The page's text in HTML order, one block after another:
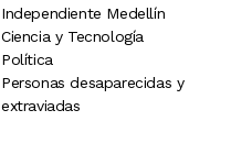
Independiente Medellín
Ciencia y Tecnología
Política
Personas desaparecidas y
extraviadas